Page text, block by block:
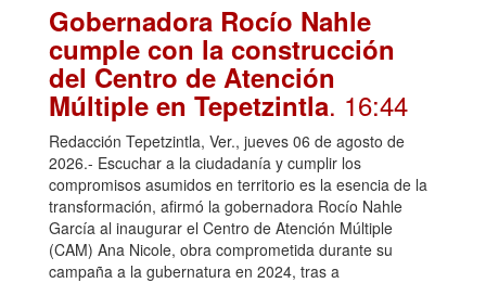
Gobernadora Rocío Nahle
cumple con la construcción
del Centro de Atención
Múltiple en Tepetzintla. 16:44
Redacción Tepetzintla, Ver., jueves 06 de agosto de
2026.- Escuchar a la ciudadanía y cumplir los
compromisos asumidos en territorio es la esencia de la
transformación, afirmó la gobernadora Rocío Nahle
García al inaugurar el Centro de Atención Múltiple
(CAM) Ana Nicole, obra comprometida durante su
campaña a la gubernatura en 2024, tras a